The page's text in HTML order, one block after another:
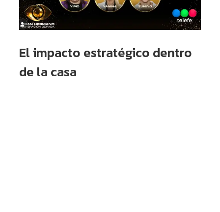
El impacto estratégico dentro
de la casa